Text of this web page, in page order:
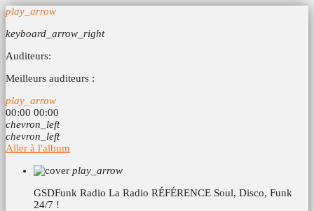
play_arrow
keyboard_arrow_right
Auditeurs:
Meilleurs auditeurs :
play_arrow
00:00 00:00
chevron_left
chevron_left
Aller à l'album
play_arrow
GSDFunk Radio La Radio RÉFÉRENCE Soul, Disco, Funk
24/7 !